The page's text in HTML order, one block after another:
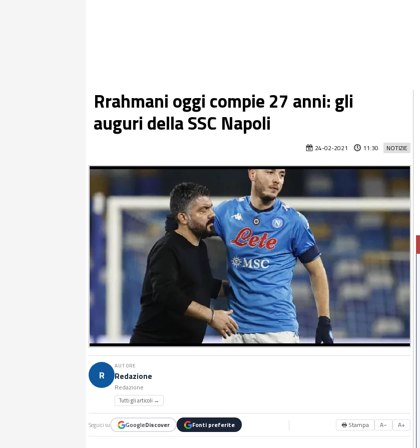
Rrahmani oggi compie 27 anni: gli
auguri della SSC Napoli
NOTIZIE
24-02-2021 11:30
R
AUTORE
Redazione
Redazione
Tutti gli articoli →
Seguici su GoogleDiscover Fonti preferite 🖶 Stampa A− A+